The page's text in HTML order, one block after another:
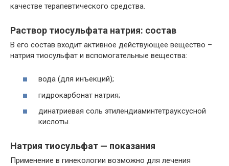
качестве терапевтического средства.
Раствор тиосульфата натрия: состав
В его состав входит активное действующее вещество –
натрия тиосульфат и вспомогательные вещества:
вода (для инъекций);
гидрокарбонат натрия;
динатриевая соль этилендиаминтетрауксусной
кислоты.
Натрия тиосульфат — показания
Применение в гинекологии возможно для лечения